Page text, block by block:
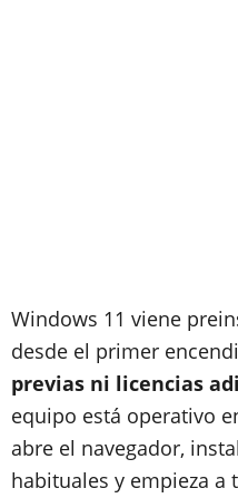
Windows 11 viene
desde el primer
previas ni licencias
equipo está operativo
abre el navegador,
habituales y empieza a